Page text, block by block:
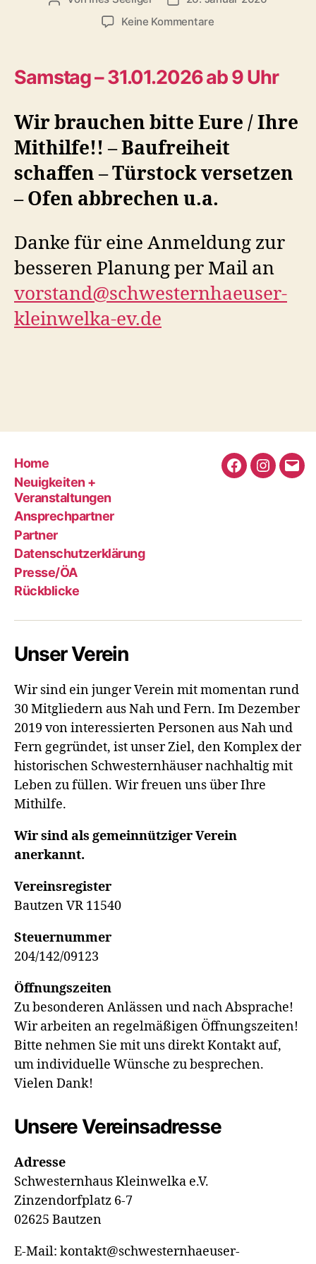
Keine Kommentarezu
–
Wer
helfen?
Samstag – 31.01.2026 ab 9 Uhr
Wir brauchen bitte Eure / Ihre
Mithilfe!! – Baufreiheit
schaffen – Türstock versetzen
– Ofen abbrechen u.a.
Danke für eine Anmeldung zur
besseren Planung per Mail an
vorstand@schwesternhaeuser-
kleinwelka-ev.de
Home
Neuigkeiten +
Veranstaltungen
Ansprechpartner
Partner
Datenschutzerklärung
Presse/ÖA
Rückblicke
Bald E-
Unser Verein
Wir sind ein junger Verein mit momentan rund
30 Mitgliedern aus Nah und Fern. Im Dezember
2019 von interessierten Personen aus Nah und
Fern gegründet, ist unser Ziel, den Komplex der
historischen Schwesternhäuser nachhaltig mit
Leben zu füllen. Wir freuen uns über Ihre
Mithilfe.
Wir sind als gemeinnütziger Verein
anerkannt.
Vereinsregister
Bautzen VR 11540
Steuernummer
204/142/09123
Öffnungszeiten
Zu besonderen Anlässen und nach Absprache!
Wir arbeiten an regelmäßigen Öffnungszeiten!
Bitte nehmen Sie mit uns direkt Kontakt auf,
um individuelle Wünsche zu besprechen.
Vielen Dank!
Unsere Vereinsadresse
Adresse
Schwesternhaus Kleinwelka e.V.
Zinzendorfplatz 6-7
02625 Bautzen
E-Mail: kontakt@schwesternhaeuser-